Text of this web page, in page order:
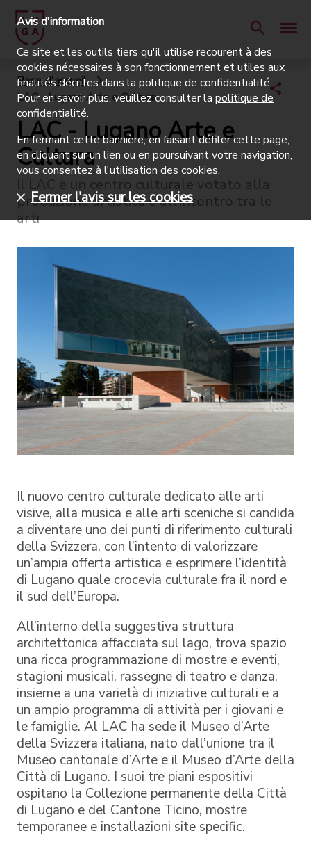
Page d'accueil
LAC - Lugano Arte e Cultura
LAC - Lugano Arte e
Cultura
Il LAC è un centro culturale votato alla
produzione artistica e all’incontro tra le
arti
Il nuovo centro culturale dedicato alle arti
visive, alla musica e alle arti sceniche si candida
a diventare uno dei punti di riferimento culturali
della Svizzera, con l’intento di valorizzare
un’ampia offerta artistica e esprimere l’identità
di Lugano quale crocevia culturale fra il nord e
il sud dell’Europa.
All’interno della suggestiva struttura
architettonica affacciata sul lago, trova spazio
una ricca programmazione di mostre e eventi,
stagioni musicali, rassegne di teatro e danza,
insieme a una varietà di iniziative culturali e a
un ampio programma di attività per i giovani e
le famiglie. Al LAC ha sede il Museo d’Arte
della Svizzera italiana, nato dall’unione tra il
Museo cantonale d’Arte e il Museo d’Arte della
Città di Lugano. I suoi tre piani espositivi
ospitano la Collezione permanente della Città
di Lugano e del Cantone Ticino, mostre
temporanee e installazioni site specific.
Avis d'information
Ce site et les outils tiers qu'il utilise recourent à des
cookies nécessaires à son fonctionnement et utiles aux
finalités décrites dans la politique de confidentialité.
Pour en savoir plus, veuillez consulter la politique de
confidentialité.
En fermant cette bannière, en faisant défiler cette page,
en cliquant sur un lien ou en poursuivant votre navigation,
vous consentez à l'utilisation des cookies.
Fermer l'avis sur les cookies